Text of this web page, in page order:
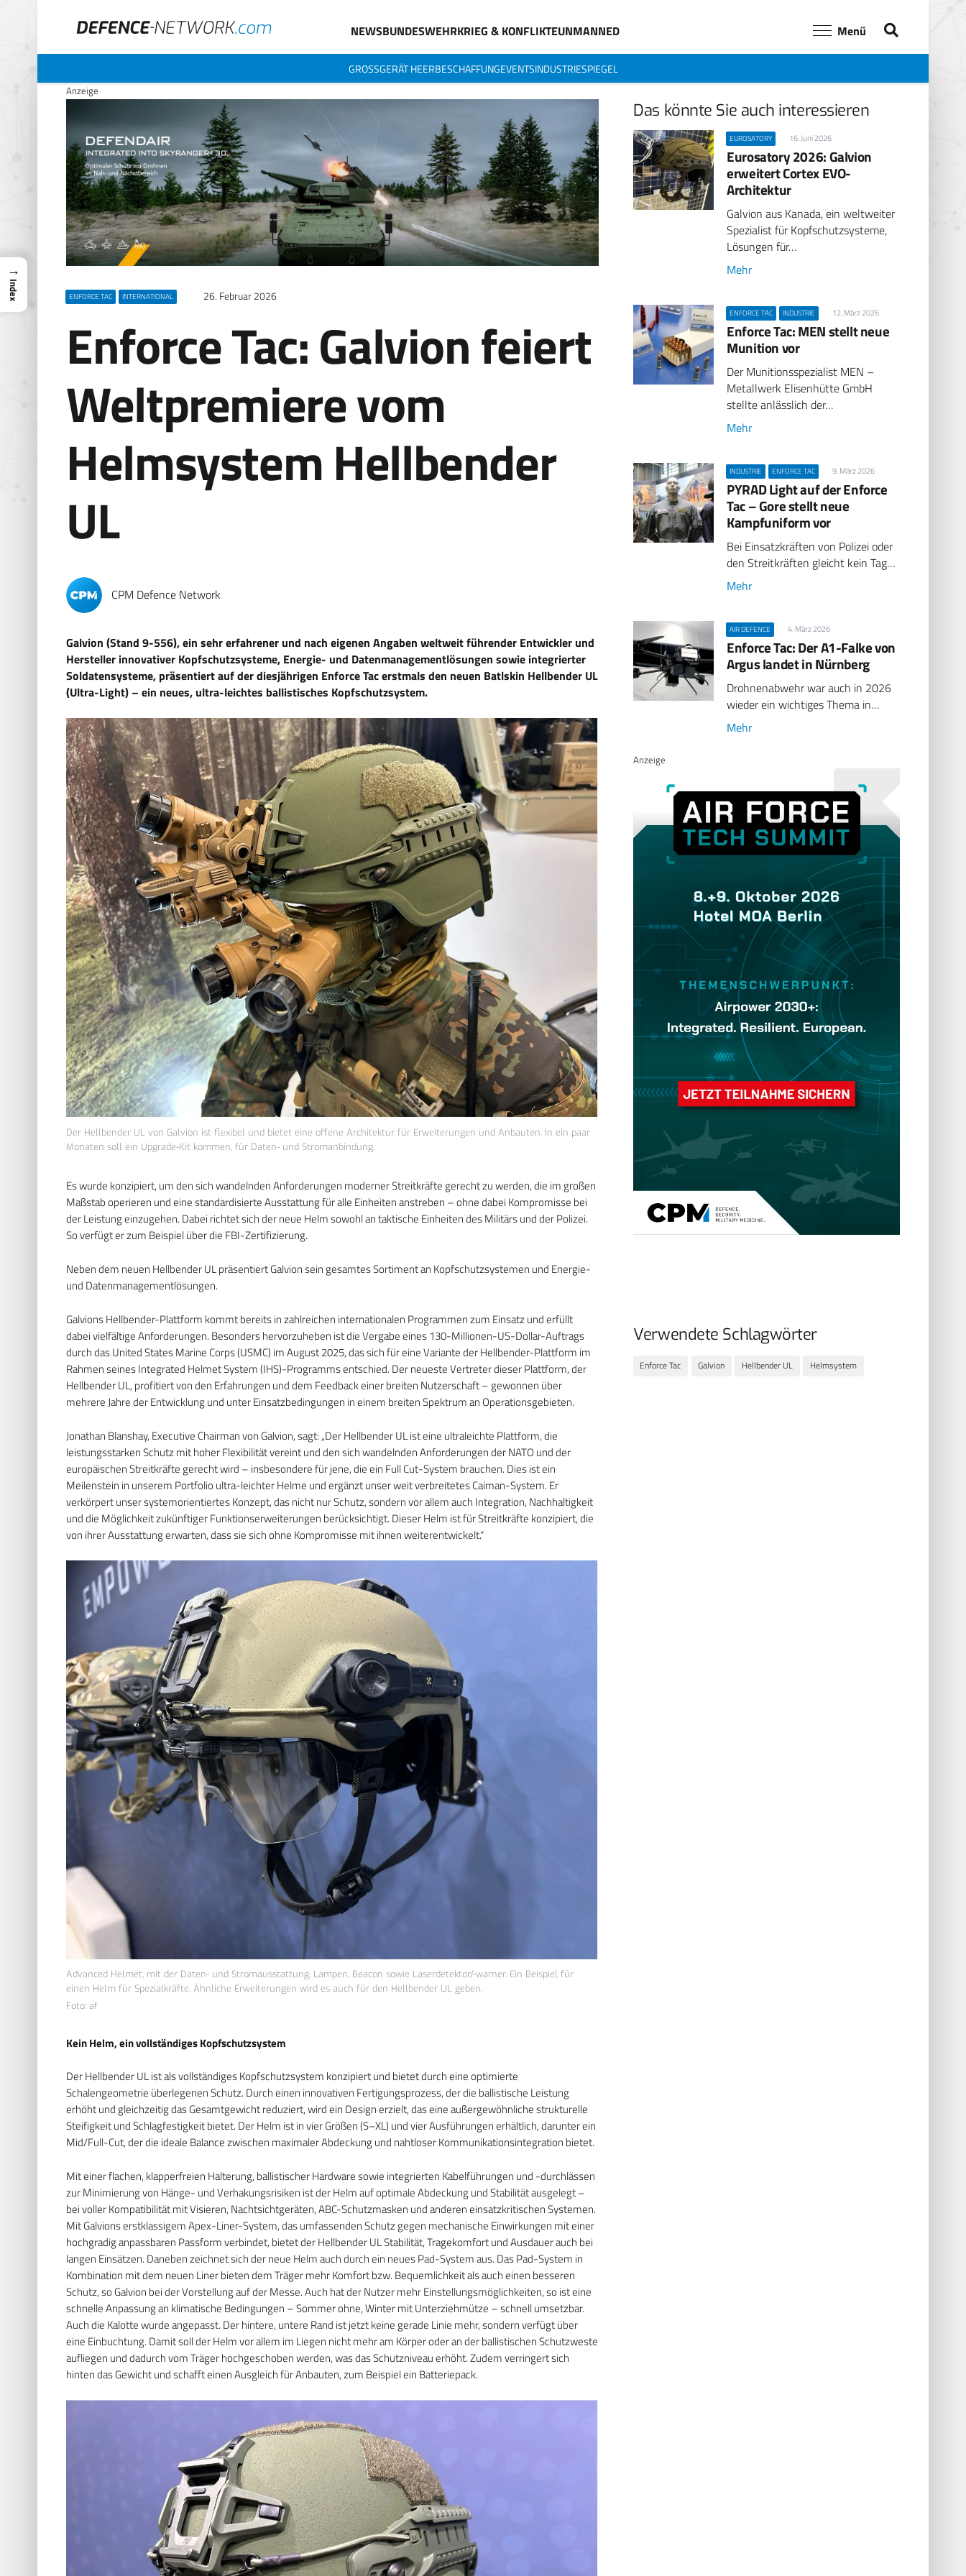
NEWSBUNDESWEHRKRIEG & KONFLIKTEUNMANNED Menü
GROSSGERÄT HEERBESCHAFFUNGEVENTSINDUSTRIESPIEGEL
Anzeige
ENFORCE TAC INTERNATIONAL 26. Februar 2026
Enforce Tac: Galvion feiert
Weltpremiere vom
Helmsystem Hellbender
UL
CPM Defence Network
Galvion (Stand 9-556), ein sehr erfahrener und nach eigenen Angaben weltweit führender Entwickler und
Hersteller innovativer Kopfschutzsysteme, Energie- und Datenmanagementlösungen sowie integrierter
Soldatensysteme, präsentiert auf der diesjährigen Enforce Tac erstmals den neuen Batlskin Hellbender UL
(Ultra-Light) – ein neues, ultra-leichtes ballistisches Kopfschutzsystem.
Der Hellbender UL von Galvion ist flexibel und bietet eine offene Architektur für Erweiterungen und Anbauten. In ein paar
Monaten soll ein Upgrade-Kit kommen, für Daten- und Stromanbindung.
Es wurde konzipiert, um den sich wandelnden Anforderungen moderner Streitkräfte gerecht zu werden, die im großen
Maßstab operieren und eine standardisierte Ausstattung für alle Einheiten anstreben – ohne dabei Kompromisse bei
der Leistung einzugehen. Dabei richtet sich der neue Helm sowohl an taktische Einheiten des Militärs und der Polizei.
So verfügt er zum Beispiel über die FBI-Zertifizierung.
Neben dem neuen Hellbender UL präsentiert Galvion sein gesamtes Sortiment an Kopfschutzsystemen und Energie-
und Datenmanagementlösungen.
Galvions Hellbender-Plattform kommt bereits in zahlreichen internationalen Programmen zum Einsatz und erfüllt
dabei vielfältige Anforderungen. Besonders hervorzuheben ist die Vergabe eines 130-Millionen-US-Dollar-Auftrags
durch das United States Marine Corps (USMC) im August 2025, das sich für eine Variante der Hellbender-Plattform im
Rahmen seines Integrated Helmet System (IHS)-Programms entschied. Der neueste Vertreter dieser Plattform, der
Hellbender UL, profitiert von den Erfahrungen und dem Feedback einer breiten Nutzerschaft – gewonnen über
mehrere Jahre der Entwicklung und unter Einsatzbedingungen in einem breiten Spektrum an Operationsgebieten.
Jonathan Blanshay, Executive Chairman von Galvion, sagt: „Der Hellbender UL ist eine ultraleichte Plattform, die
leistungsstarken Schutz mit hoher Flexibilität vereint und den sich wandelnden Anforderungen der NATO und der
europäischen Streitkräfte gerecht wird – insbesondere für jene, die ein Full Cut-System brauchen. Dies ist ein
Meilenstein in unserem Portfolio ultra-leichter Helme und ergänzt unser weit verbreitetes Caiman-System. Er
verkörpert unser systemorientiertes Konzept, das nicht nur Schutz, sondern vor allem auch Integration, Nachhaltigkeit
und die Möglichkeit zukünftiger Funktionserweiterungen berücksichtigt. Dieser Helm ist für Streitkräfte konzipiert, die
von ihrer Ausstattung erwarten, dass sie sich ohne Kompromisse mit ihnen weiterentwickelt.“
Advanced Helmet, mit der Daten- und Stromausstattung, Lampen, Beacon sowie Laserdetektor/-warner. Ein Beispiel für
einen Helm für Spezialkräfte. Ähnliche Erweiterungen wird es auch für den Hellbender UL geben.
Foto: af
Kein Helm, ein vollständiges Kopfschutzsystem
Der Hellbender UL ist als vollständiges Kopfschutzsystem konzipiert und bietet durch eine optimierte
Schalengeometrie überlegenen Schutz. Durch einen innovativen Fertigungsprozess, der die ballistische Leistung
erhöht und gleichzeitig das Gesamtgewicht reduziert, wird ein Design erzielt, das eine außergewöhnliche strukturelle
Steifigkeit und Schlagfestigkeit bietet. Der Helm ist in vier Größen (S–XL) und vier Ausführungen erhältlich, darunter ein
Mid/Full-Cut, der die ideale Balance zwischen maximaler Abdeckung und nahtloser Kommunikationsintegration bietet.
Mit einer flachen, klapperfreien Halterung, ballistischer Hardware sowie integrierten Kabelführungen und -durchlässen
zur Minimierung von Hänge- und Verhakungsrisiken ist der Helm auf optimale Abdeckung und Stabilität ausgelegt –
bei voller Kompatibilität mit Visieren, Nachtsichtgeräten, ABC-Schutzmasken und anderen einsatzkritischen Systemen.
Mit Galvions erstklassigem Apex-Liner-System, das umfassenden Schutz gegen mechanische Einwirkungen mit einer
hochgradig anpassbaren Passform verbindet, bietet der Hellbender UL Stabilität, Tragekomfort und Ausdauer auch bei
langen Einsätzen. Daneben zeichnet sich der neue Helm auch durch ein neues Pad-System aus. Das Pad-System in
Kombination mit dem neuen Liner bieten dem Träger mehr Komfort bzw. Bequemlichkeit als auch einen besseren
Schutz, so Galvion bei der Vorstellung auf der Messe. Auch hat der Nutzer mehr Einstellungsmöglichkeiten, so ist eine
schnelle Anpassung an klimatische Bedingungen – Sommer ohne, Winter mit Unterziehmütze – schnell umsetzbar.
Auch die Kalotte wurde angepasst. Der hintere, untere Rand ist jetzt keine gerade Linie mehr, sondern verfügt über
eine Einbuchtung. Damit soll der Helm vor allem im Liegen nicht mehr am Körper oder an der ballistischen Schutzweste
aufliegen und dadurch vom Träger hochgeschoben werden, was das Schutzniveau erhöht. Zudem verringert sich
hinten das Gewicht und schafft einen Ausgleich für Anbauten, zum Beispiel ein Batteriepack.
Das könnte Sie auch interessieren
EUROSATORY 16. Juni 2026
Eurosatory 2026: Galvion
erweitert Cortex EVO-
Architektur
Galvion aus Kanada, ein weltweiter
Spezialist für Kopfschutzsysteme,
Lösungen für…
Mehr
ENFORCE TAC INDUSTRIE 12. März 2026
Enforce Tac: MEN stellt neue
Munition vor
Der Munitionsspezialist MEN –
Metallwerk Elisenhütte GmbH
stellte anlässlich der…
Mehr
INDUSTRIE ENFORCE TAC 9. März 2026
PYRAD Light auf der Enforce
Tac – Gore stellt neue
Kampfuniform vor
Bei Einsatzkräften von Polizei oder
den Streitkräften gleicht kein Tag…
Mehr
AIR DEFENCE 4. März 2026
Enforce Tac: Der A1-Falke von
Argus landet in Nürnberg
Drohnenabwehr war auch in 2026
wieder ein wichtiges Thema in…
Mehr
Anzeige
Verwendete Schlagwörter
Enforce Tac Galvion Hellbender UL Helmsystem
→
Index